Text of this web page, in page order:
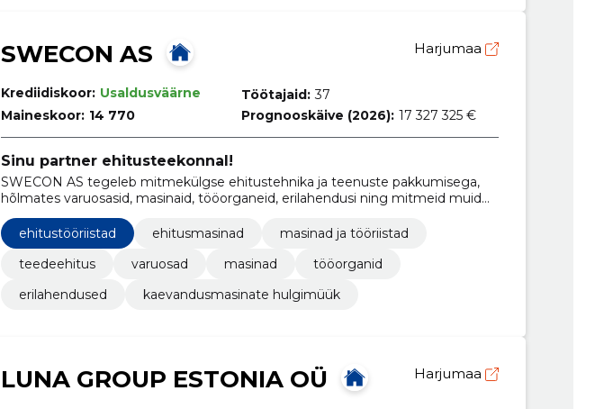
SWECON AS Harjumaa
Krediidiskoor: Usaldusväärne
Maineskoor: 14 770
Töötajaid: 37
Prognooskäive (2026): 17 327 325 €
Sinu partner ehitusteekonnal!
SWECON AS tegeleb mitmekülgse ehitustehnika ja teenuste pakkumisega,
hõlmates varuosasid, masinaid, tööorganeid, erilahendusi ning mitmeid muid
seotud tooteid ja teenuseid.
ehitustööriistad
ehitusmasinad
masinad ja tööriistad
teedeehitus
varuosad masinad
tööorganid
erilahendused
kaevandusmasinate hulgimüük
LUNA GROUP ESTONIA OÜ Harjumaa